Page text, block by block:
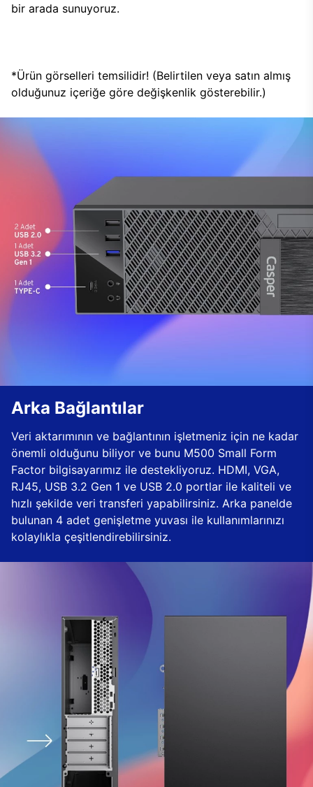
bir arada sunuyoruz.
*Ürün görselleri temsilidir! (Belirtilen veya satın almış
olduğunuz içeriğe göre değişkenlik gösterebilir.)
Arka Bağlantılar
Veri aktarımının ve bağlantının işletmeniz için ne kadar
önemli olduğunu biliyor ve bunu M500 Small Form
Factor bilgisayarımız ile destekliyoruz. HDMI, VGA,
RJ45, USB 3.2 Gen 1 ve USB 2.0 portlar ile kaliteli ve
hızlı şekilde veri transferi yapabilirsiniz. Arka panelde
bulunan 4 adet genişletme yuvası ile kullanımlarınızı
kolaylıkla çeşitlendirebilirsiniz.